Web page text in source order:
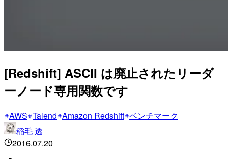
[Redshift] ASCII は廃止されたリーダ
ーノード専用関数です
AWS Talend Amazon Redshift ベンチマーク
稲毛 透
2016.07.20